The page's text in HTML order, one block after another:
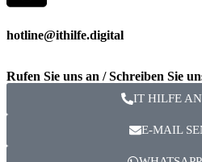
hotline@ithilfe.digital
Rufen Sie uns an / Schreiben Sie
IT HILFE
E-MAIL